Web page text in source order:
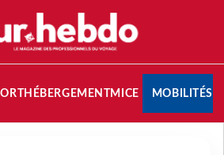
HÉBERGEMENTMICE MOBILITÉS